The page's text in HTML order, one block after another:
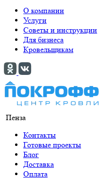
О компании
Услуги
Советы и инструкции
Для бизнеса
Кровельщикам
Пенза
Контакты
Готовые проекты
Блог
Доставка
Оплата